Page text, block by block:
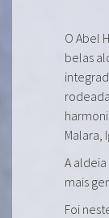
O Abel
belas
Malara,
A
mais
Foi